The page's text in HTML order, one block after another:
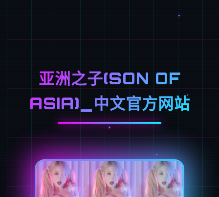
亚洲之子(SON OF
ASIA)_中文官方网站